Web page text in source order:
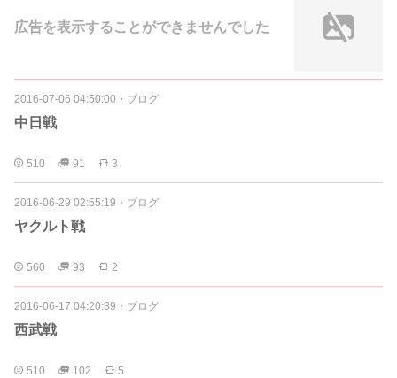
広告を表示することができませんでした
2016-07-06 04:50:00 ・ ブログ
中日戦
510 91 3
2016-06-29 02:55:19 ・ ブログ
ヤクルト戦
560 93 2
2016-06-17 04:20:39 ・ ブログ
西武戦
510 102 5